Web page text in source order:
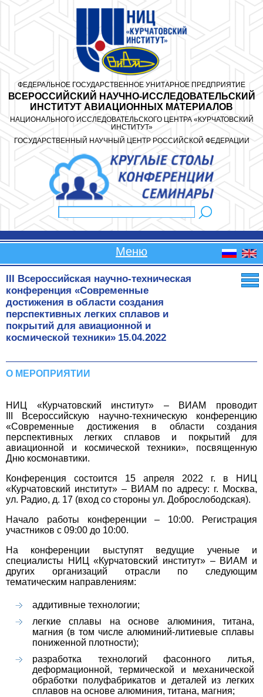
ФЕДЕРАЛЬНОЕ ГОСУДАРСТВЕННОЕ УНИТАРНОЕ ПРЕДПРИЯТИЕ
ВСЕРОССИЙСКИЙ НАУЧНО-ИССЛЕДОВАТЕЛЬСКИЙ
ИНСТИТУТ АВИАЦИОННЫХ МАТЕРИАЛОВ
НАЦИОНАЛЬНОГО ИССЛЕДОВАТЕЛЬСКОГО ЦЕНТРА «КУРЧАТОВСКИЙ
ИНСТИТУТ»
ГОСУДАРСТВЕННЫЙ НАУЧНЫЙ ЦЕНТР РОССИЙСКОЙ ФЕДЕРАЦИИ
Форма поиска
Меню
III Всероссийская научно-техническая
конференция «Современные
достижения в области создания
перспективных легких сплавов и
покрытий для авиационной и
космической техники» 15.04.2022
О МЕРОПРИЯТИИ
НИЦ «Курчатовский институт» – ВИАМ проводит
III Всероссийскую научно-техническую конференцию
«Современные достижения в области создания
перспективных легких сплавов и покрытий для
авиационной и космической техники», посвященную
Дню космонавтики.
Конференция состоится 15 апреля 2022 г. в НИЦ
«Курчатовский институт» – ВИАМ по адресу: г. Москва,
ул. Радио, д. 17 (вход со стороны ул. Доброслободская).
Начало работы конференции – 10:00. Регистрация
участников с 09:00 до 10:00.
На конференции выступят ведущие ученые и
специалисты НИЦ «Курчатовский институт» – ВИАМ и
других организаций отрасли по следующим
тематическим направлениям:
аддитивные технологии;
легкие сплавы на основе алюминия, титана,
магния (в том числе алюминий-литиевые сплавы
пониженной плотности);
разработка технологий фасонного литья,
деформационной, термической и механической
обработки полуфабрикатов и деталей из легких
сплавов на основе алюминия, титана, магния;